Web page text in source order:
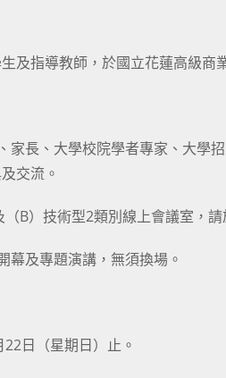
及指導教師，於國立花蓮高級商
家長、大學校院學者專家、大學
交流。
B）技術型2類別線上會議室，請
幕及專題演講，無須換場。
日（星期日）止。